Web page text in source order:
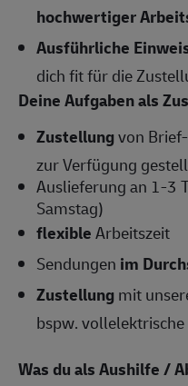
hochwertiger
Ausführliche
dich fit für die
Deine Aufgaben als
Zustellungvon
zur Verfügung
Auslieferung an 1-3
Samstag)
flexibleArbeitszeit
Sendungen im
Zustellungmit
bspw.
Was du als Aushilfe /